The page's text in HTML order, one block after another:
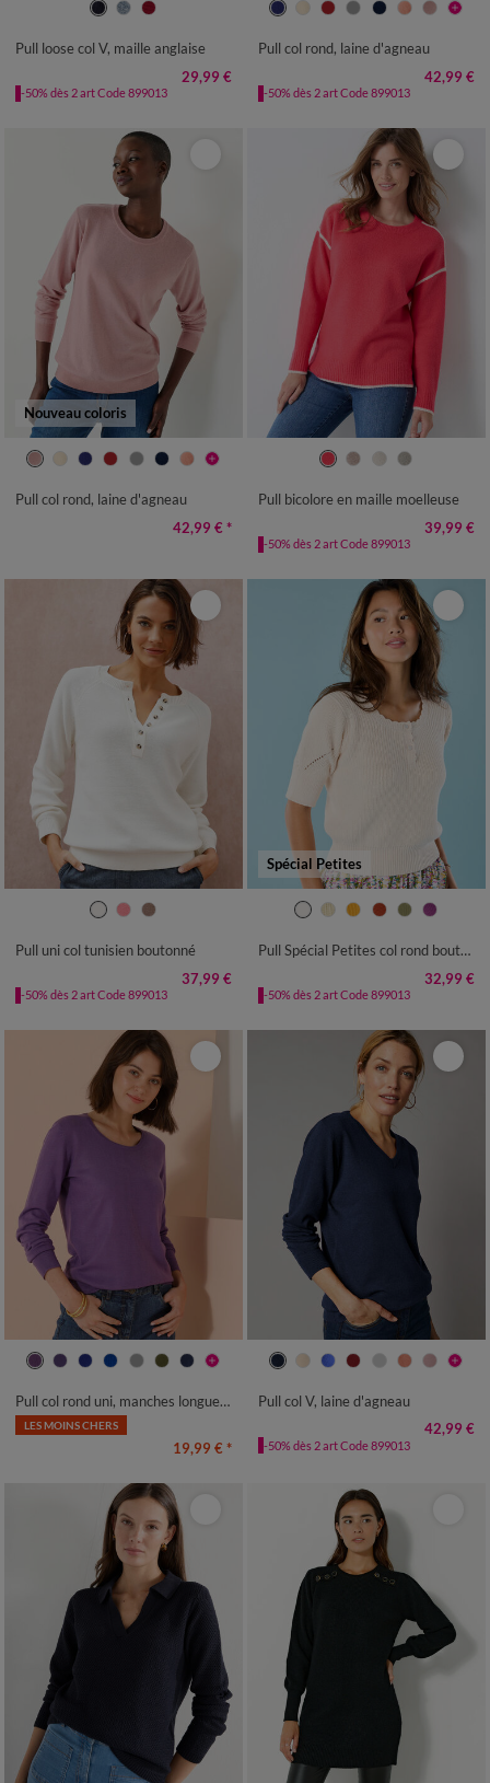
38/40 42/44
Pull loose col V, maille anglaise
29,99 €
-50% dès 2 art Code 899013
34/36 38/40 42/44
46/48
Pull col rond, laine d'agneau
42,99 €
-50% dès 2 art Code 899013
Nouveau coloris
34/36 38/40 42/44
46/48
Pull col rond, laine d'agneau
42,99 € *
38/40 42/44
Pull bicolore en maille moelleuse
39,99 €
-50% dès 2 art Code 899013
38/40 42/44
Pull uni col tunisien boutonné
37,99 €
-50% dès 2 art Code 899013
Spécial Petites
34/36 38/40 42/44
46/48
Pull Spécial Petites col rond boutonné
32,99 €
-50% dès 2 art Code 899013
34/36 38/40 42/44
46/48
Pull col rond uni, manches longues, toucher doux
LES MOINS CHERS
19,99 € *
34/36 38/40 42/44
46/48
Pull col V, laine d'agneau
42,99 €
-50% dès 2 art Code 899013